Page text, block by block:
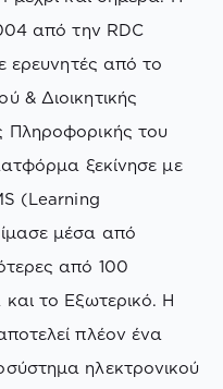
από την RDC
ερευνητές από το
& Διοικητικής
Πληροφορικής του
ξεκίνησε με
(Learning
μέσα από
από 100
το Εξωτερικό. Η
πλέον ένα
ηλεκτρονικού